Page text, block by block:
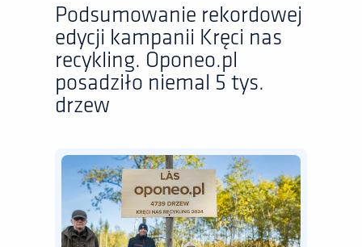
Podsumowanie rekordowej
edycji kampanii Kręci nas
recykling. Oponeo.pl
posadziło niemal 5 tys.
drzew